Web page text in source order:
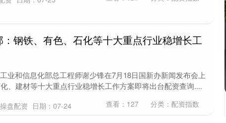
钢铁、有色、石化等十大重点行业稳增长工
业和信息化部总工程师谢少锋在7月18日国新办新闻发布会上
、建材等十大重点行业稳增长工作方案即将出台配资查询....
盘配资 日期：07-24 查看： 127 分类： 配资指数